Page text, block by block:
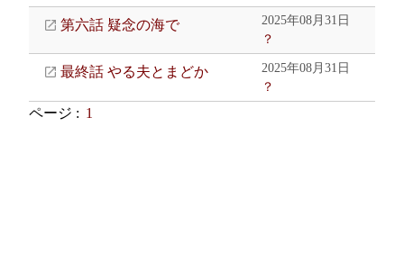
第六話 疑念の海で
2025年08月31日
？
最終話 やる夫とまどか
2025年08月31日
？
ページ : 1